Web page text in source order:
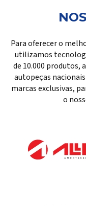
Para oferecer o
utilizamos
de 10.000 produtos,
autopeças
marcas exclusivas,
o